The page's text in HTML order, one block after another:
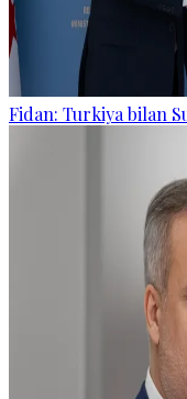
Fidan: Turkiya bilan